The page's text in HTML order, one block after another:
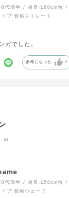
代前半 身長: 160cm台
イプ:骨格ストレート
ガでした。
参考になった 0
M
代前半 身長: 150cm台
イプ:骨格ウェーブ